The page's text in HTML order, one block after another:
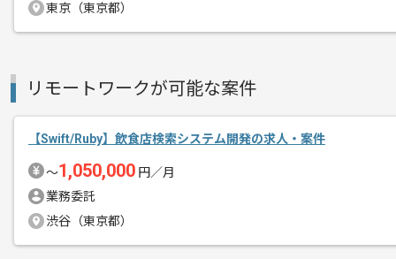
エージェントからのコ
Flutterを用いた経験を活かしたい方にお
東京（東京都）
リモートワークが可能な案件
【Swift/Ruby】飲食店検索システム開発の求人・案件
〜1,050,000 円／月
業務委託
渋谷（東京都）